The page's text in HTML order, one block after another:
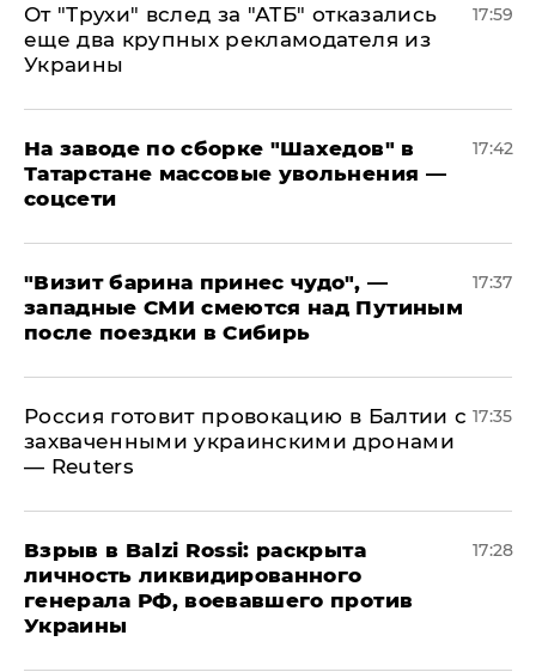
От "Трухи" вслед за "АТБ" отказались
еще два крупных рекламодателя из
Украины
17:59
На заводе по сборке "Шахедов" в
Татарстане массовые увольнения —
соцсети
17:42
"Визит барина принес чудо", —
западные СМИ смеются над Путиным
после поездки в Сибирь
17:37
​Россия готовит провокацию в Балтии с
захваченными украинскими дронами
— Reuters
17:35
​Взрыв в Balzi Rossi: раскрыта
личность ликвидированного
генерала РФ, воевавшего против
Украины
17:28